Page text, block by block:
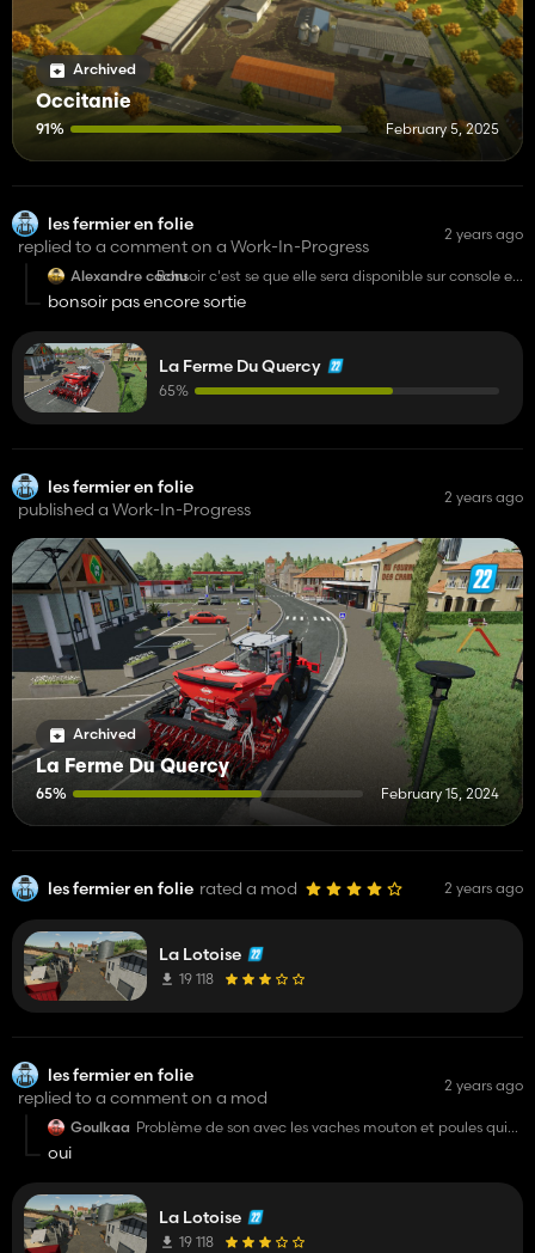
Archived
Occitanie
91% February 5, 2025
les fermier en folie
replied to a comment on a Work-In-Progress
2 years ago
Alexandre cochuBonsoir c'est se que elle sera disponible sur console et
joli travail et bon courage
bonsoir pas encore sortie
La Ferme Du Quercy
65%
les fermier en folie
published a Work-In-Progress
2 years ago
Archived
La Ferme Du Quercy
65% February 15, 2024
les fermier en folie rated a mod 2 years ago
La Lotoise
19 118
les fermier en folie
replied to a comment on a mod
2 years ago
Goulkaa Problème de son avec les vaches mouton et poules qui
oui
La Lotoise
19 118